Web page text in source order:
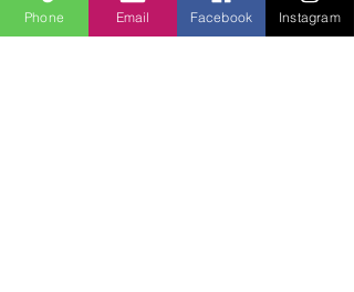
Phone Email Facebook Instagram